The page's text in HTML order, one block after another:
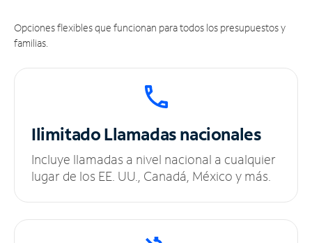
Opciones flexibles que funcionan para todos los presupuestos y
familias.
IlimitadoLlamadas nacionales
Incluye llamadas a nivel nacional a cualquier
lugar de los EE. UU., Canadá, México y más.